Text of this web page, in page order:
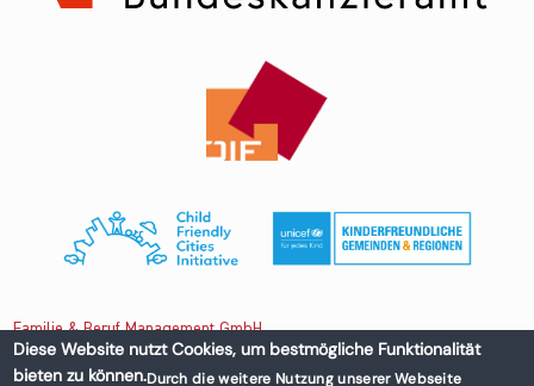
Familie & Beruf Management GmbH
Untere Donaustraße 13-15/3 1020 Wien, Austria
Diese Website nutzt Cookies, um bestmögliche Funktionalität
bieten zu können.Durch die weitere Nutzung unserer Webseite